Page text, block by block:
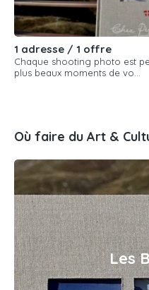
1 adresse / 1 offre
Chaque shooting photo est
plus beaux moments de vo...
Où faire du Art &
Les